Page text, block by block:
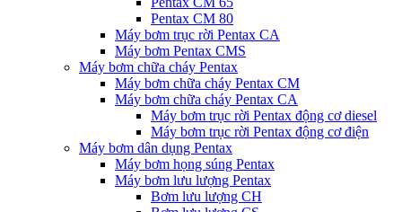
Pentax CM 80
Máy bơm trục rời Pentax CA
Máy bơm Pentax CMS
Máy bơm chữa cháy Pentax
Máy bơm chữa cháy Pentax CM
Máy bơm chữa cháy Pentax CA
Máy bơm trục rời Pentax động cơ diesel
Máy bơm trục rời Pentax động cơ điện
Máy bơm dân dụng Pentax
Máy bơm họng súng Pentax
Máy bơm lưu lượng Pentax
Bơm lưu lượng CH